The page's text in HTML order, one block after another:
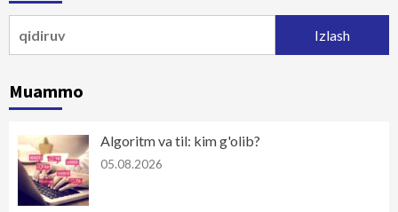
Muammo
Algoritm va til: kim g'olib?
05.08.2026